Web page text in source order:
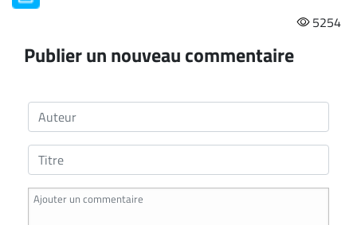
5254
Publier un nouveau commentaire